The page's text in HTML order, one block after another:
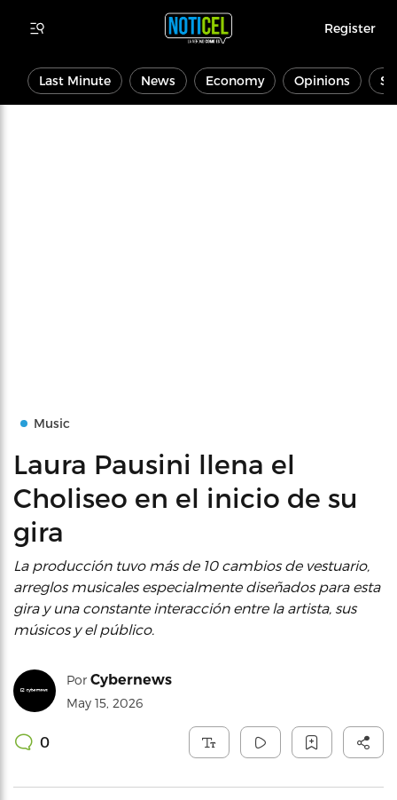
Register
Last Minute News Economy Opinions
Music
Laura Pausini llena el
Choliseo en el inicio de su
gira
La producción tuvo más de 10 cambios de vestuario,
arreglos musicales especialmente diseñados para esta
gira y una constante interacción entre la artista, sus
músicos y el público.
Por Cybernews
May 15, 2026
0